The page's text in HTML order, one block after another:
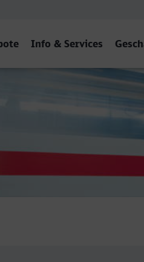
Info & Services
- Landau